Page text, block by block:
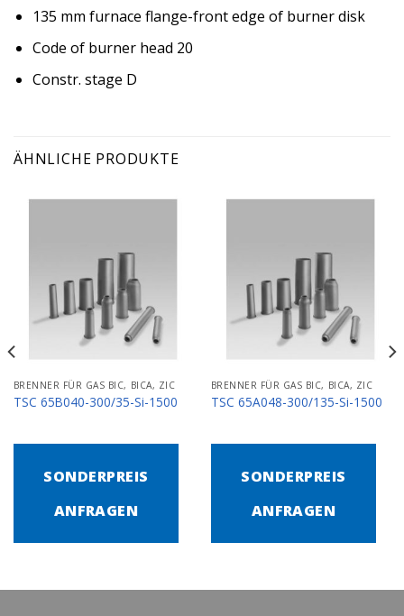
135 mm furnace flange-front edge of burner disk
Code of burner head 20
Constr. stage D
ÄHNLICHE PRODUKTE
BRENNER FÜR GAS BIC, BICA, ZIC
TSC 65B040-300/35-Si-1500
SONDERPREIS
ANFRAGEN
BRENNER FÜR GAS BIC, BICA, ZIC
TSC 65A048-300/135-Si-1500
SONDERPREIS
ANFRAGEN